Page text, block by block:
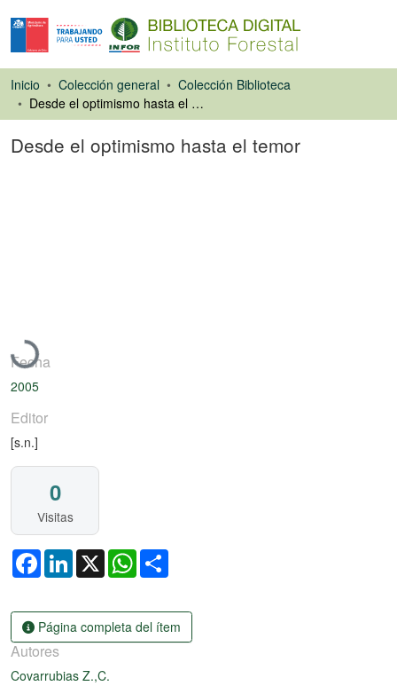
Inicio Colección general
Colección Biblioteca
Desde el optimismo hasta el temor
Desde el optimismo hasta el temor
Cargando...
Fecha
2005
Editor
[s.n.]
0
Visitas
FacebookLinkedIn
X WhatsApp
Página completa del ítem
Autores
Covarrubias Z.,C.